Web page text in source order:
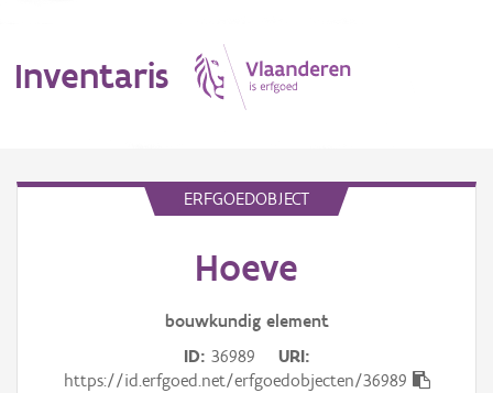
Inventaris
ERFGOEDOBJECT
Hoeve
bouwkundig element
ID 36989
URI
https://id.erfgoed.net/erfgoedobjecten/36989